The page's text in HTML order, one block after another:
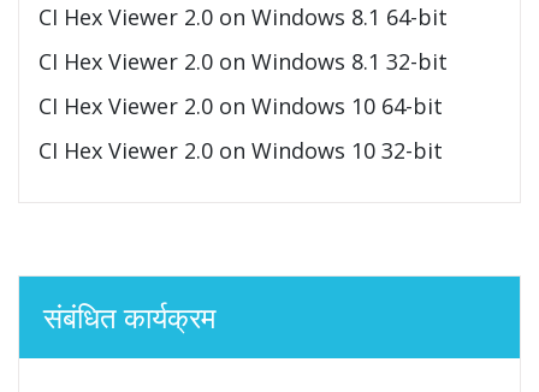
CI Hex Viewer 2.0 on Windows 8.1 64-bit
CI Hex Viewer 2.0 on Windows 8.1 32-bit
CI Hex Viewer 2.0 on Windows 10 64-bit
CI Hex Viewer 2.0 on Windows 10 32-bit
संबंधित कार्यक्रम